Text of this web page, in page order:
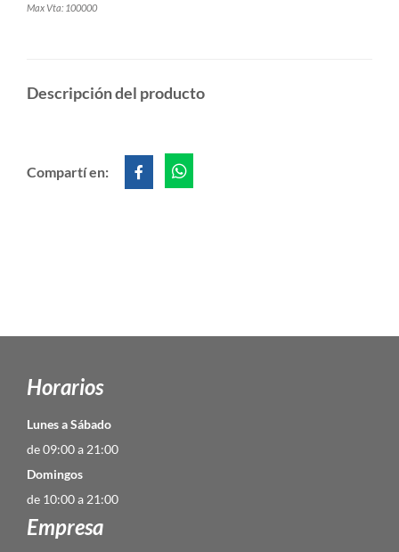
Max Vta: 100000
Descripción del producto
Compartí en:
Horarios
Lunes a Sábado
de 09:00 a 21:00
Domingos
de 10:00 a 21:00
Empresa